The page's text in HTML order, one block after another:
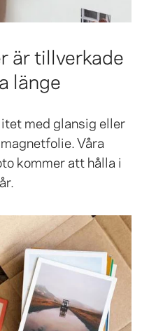
är tillverkade
länge
med glansig eller
Våra
kommer att hålla i